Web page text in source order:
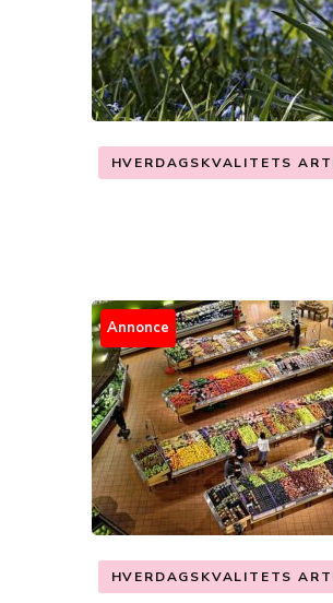
HVERDAGSKVALITETS
Annonce
HVERDAGSKVALITETS